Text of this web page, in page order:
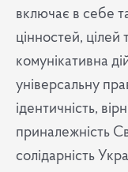
включає в себе
цінностей, цілей
комунікативна
універсальну
ідентичність,
приналежність
солідарність